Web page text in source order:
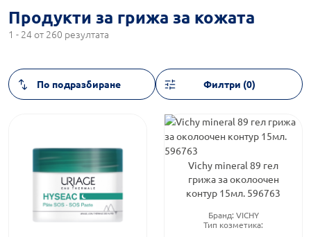
Продукти за грижа за кожата
1 - 24 от 260 резултата
Филтри (0)
Vichy mineral 89 гел
грижа за околоочен
контур 15мл. 596763
Бранд: VICHY
Тип козметика: